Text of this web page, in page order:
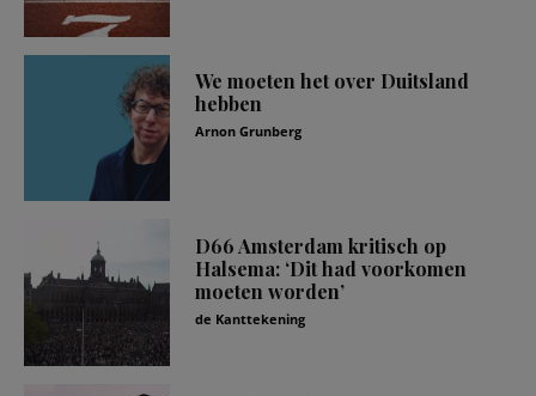
We moeten het over Duitsland
hebben
Arnon Grunberg
D66 Amsterdam kritisch op
Halsema: ‘Dit had voorkomen
moeten worden’
de Kanttekening